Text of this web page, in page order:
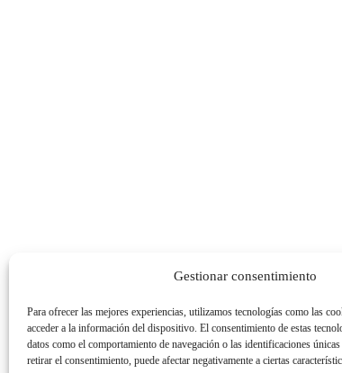
Gestionar consentimiento
Para ofrecer las mejores experiencias, utilizamos tecnologías como las
acceder a la información del dispositivo. El consentimiento de estas
datos como el comportamiento de navegación o las identificaciones
retirar el consentimiento, puede afectar negativamente a ciertas